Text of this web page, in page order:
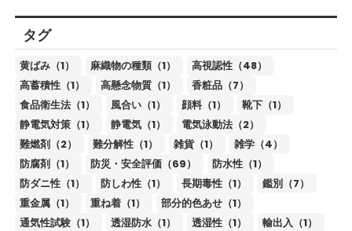
タグ
黄ばみ（1） 麻織物の種類（1）
高視認性（48）
高蓄積性（1）
高懸念物質（1）
香粧品（7）
食品衛生法（1）
風合い（1） 顔料（1）
靴下（1）
静電気対策（1）
静電気（1）
電気泳動法（2）
難燃剤（2）
難分解性（1） 雑貨（1）
雑学（4）
防腐剤（1）
防災・安全評価（69）
防水性（1）
防ダニ性（1）
防しわ性（1） 長期毒性（1）
鑑別（7）
重金属（1）
重ね着（1）
部分的色あせ（1）
通気性試験（1）
透湿防水（1） 透湿性（1）
輸出入（1）